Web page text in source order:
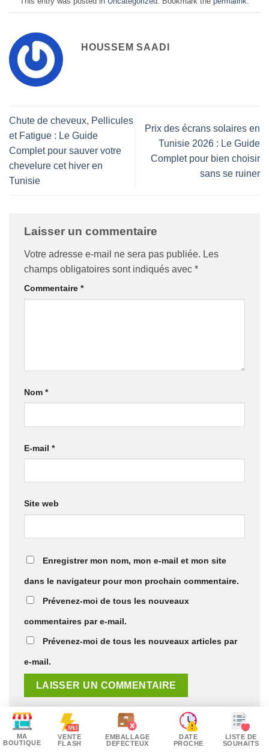
HOUSSEM SAADI
Chute de cheveux, Pellicules
et Fatigue : Le Guide
Complet pour sauver votre
chevelure cet hiver en
Tunisie
Prix des écrans solaires en
Tunisie 2026 : Le Guide
Complet pour bien choisir
sans se ruiner
Laisser un commentaire
Votre adresse e-mail ne sera pas publiée. Les
champs obligatoires sont indiqués avec *
Commentaire *
Nom *
E-mail *
Site web
Enregistrer mon nom, mon e-mail et mon site
dans le navigateur pour mon prochain commentaire.
Prévenez-moi de tous les nouveaux
commentaires par e-mail.
Prévenez-moi de tous les nouveaux articles par
e-mail.
ABOUT
MA
BOUTIQUE
VENTE
FLASH
EMBALLAGE
DEFECTEUX
DATE
PROCHE
LISTE DE
SOUHAITS